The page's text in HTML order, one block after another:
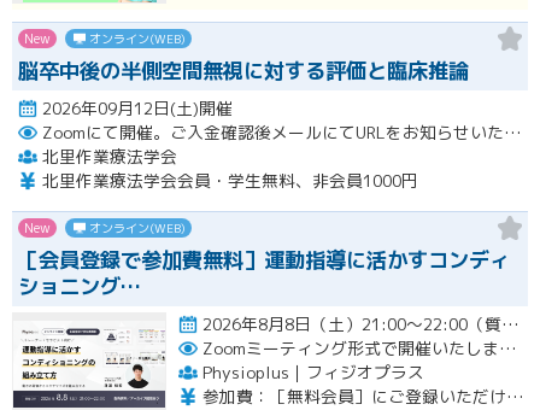
New オンライン(WEB)
脳卒中後の半側空間無視に対する評価と臨床推論
2026年09月12日(土)開催
Zoomにて開催。ご入金確認後メールにてURLをお知らせいたします。
北里作業療法学会
北里作業療法学会会員・学生無料、非会員1000円
New オンライン(WEB)
［会員登録で参加費無料］運動指導に活かすコンディ
ショニング…
2026年8月8日（土）21:00〜22:00（質疑応答を含む）開催
Zoomミーティング形式で開催いたします。
Physioplus｜フィジオプラス
参加費：［無料会員］にご登録いただければ無料 ・月額会員：参加無料 ・年額会員：参加無料 ・通常チケット：5,000円（税込）